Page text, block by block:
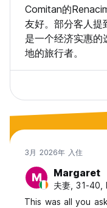
Comitan的
友好。部分客人提
是一个经济实惠的
地的旅行者。
3月 2026年 入住
M Margaret
夫妻, 31-40,
This was all you